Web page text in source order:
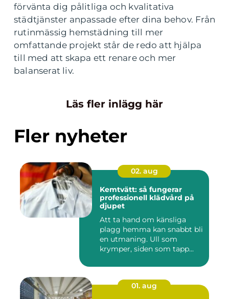
förvänta dig pålitliga och kvalitativa
städtjänster anpassade efter dina behov. Från
rutinmässig hemstädning till mer
omfattande projekt står de redo att hjälpa
till med att skapa ett renare och mer
balanserat liv.
Läs fler inlägg här
Fler nyheter
02. aug
Kemtvätt: så fungerar
professionell klädvård på
djupet
Att ta hand om känsliga
plagg hemma kan snabbt bli
en utmaning. Ull som
krymper, siden som tapp...
01. aug